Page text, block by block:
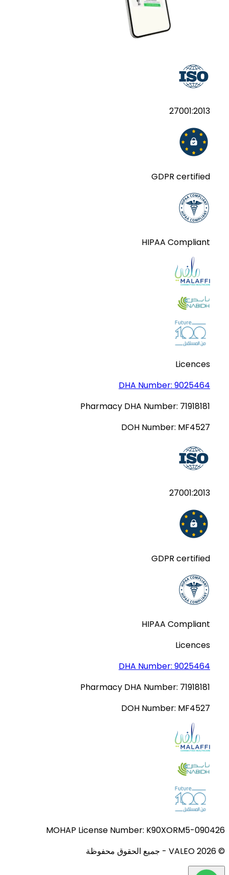
27001:2013
GDPR certified
HIPAA Compliant
Licences
DHA Number: 9025464
Pharmacy DHA Number: 71918181
DOH Number: MF4527
27001:2013
GDPR certified
HIPAA Compliant
Licences
DHA Number: 9025464
Pharmacy DHA Number: 71918181
DOH Number: MF4527
MOHAP License Number: K90XORM5-090426
© VALEO
2026
- جميع الحقوق محفوظة